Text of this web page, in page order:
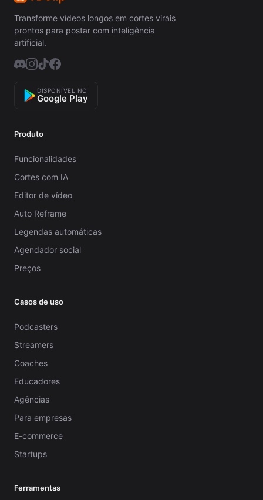
Transforme vídeos longos em cortes virais
prontos para postar com inteligência
artificial.
DISPONÍVEL NO
Google Play
Produto
Funcionalidades
Cortes com IA
Editor de vídeo
Auto Reframe
Legendas automáticas
Agendador social
Preços
Casos de uso
Podcasters
Streamers
Coaches
Educadores
Agências
Para empresas
E-commerce
Startups
Ferramentas